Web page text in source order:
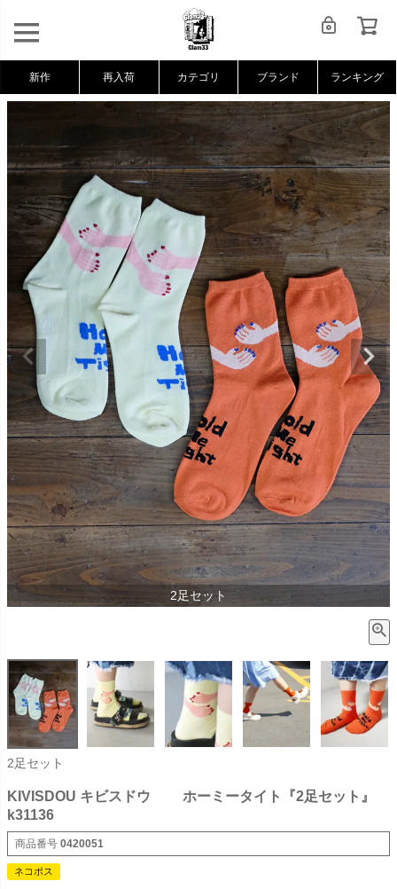
新作 再入荷 カテゴリ ブランド ランキング
2足セット
2足セット
KIVISDOU キビスドウ ホーミータイト『2足セット』
k31136
商品番号 0420051
ネコポス